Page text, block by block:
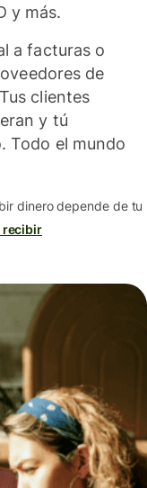
y más.
a facturas o
de
clientes
y tú
Todo el mundo
dinero depende de tu
recibir